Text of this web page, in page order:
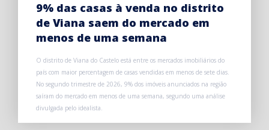
9% das casas à venda no distrito
de Viana saem do mercado em
menos de uma semana
O distrito de Viana do Castelo está entre os mercados imobiliários do
país com maior percentagem de casas vendidas em menos de sete dias.
No segundo trimestre de 2026, 9% dos imóveis anunciados na região
saíram do mercado em menos de uma semana, segundo uma análise
divulgada pelo idealista.